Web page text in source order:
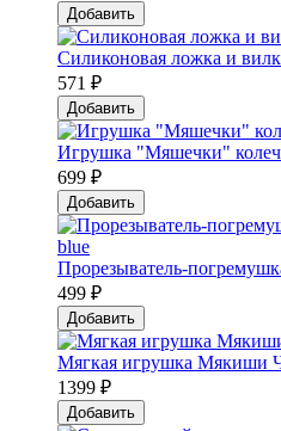
Добавить
Силиконовая ложка и
571 ₽
Добавить
Игрушка "Мяшечки"
699 ₽
Добавить
Прорезыватель-
499 ₽
Добавить
Мягкая игрушка Мякиши
1399 ₽
Добавить